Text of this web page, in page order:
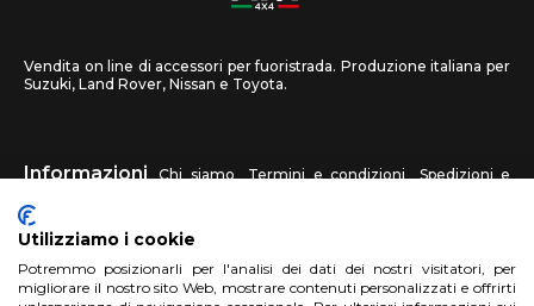
Vendita on line di accessori per fuoristrada. Produzione italiana per
Suzuki, Land Rover, Nissan e Toyota.
Informazioni Chi siamo Termini e condizioni
Spedizioni e
recessi
HM4X4 FAQ Centri assistenza Invia una foto
Utilizziamo i cookie
Potremmo posizionarli per l'analisi dei dati dei nostri visitatori, per
migliorare il nostro sito Web, mostrare contenuti personalizzati e offrirti